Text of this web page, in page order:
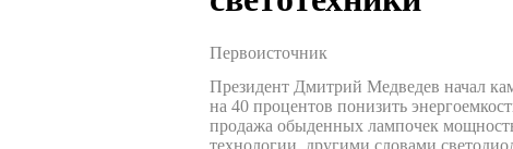
Первоисточник
Президент Дмитрий Медведев начал
на 40 процентов понизить
продажа обыденных лампочек
технологии, другими словами